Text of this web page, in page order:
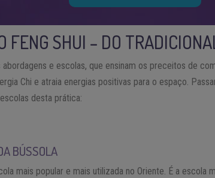
FENG SHUI – DO
abordagens e escolas, que ensinam os preceitos de
Chi e atraia energias positivas para o espaço.
desta prática:
BÚSSOLA
mais popular e mais utilizada no Oriente. É a escola